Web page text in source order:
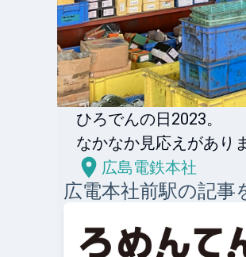
ひろでんの日2023。
なかなか見応えがあり
広島電鉄本社
広電本社前駅の記事